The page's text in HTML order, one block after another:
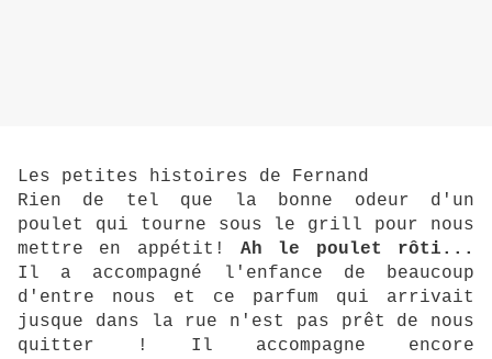
Les petites histoires de Fernand
Rien de tel que la bonne odeur d'un
poulet qui tourne sous le grill pour nous
mettre en appétit! Ah le poulet rôti...
Il a accompagné l'enfance de beaucoup
d'entre nous et ce parfum qui arrivait
jusque dans la rue n'est pas prêt de nous
quitter ! Il accompagne encore